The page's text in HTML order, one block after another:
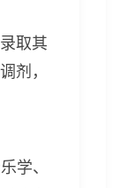
取其
剂，
学、